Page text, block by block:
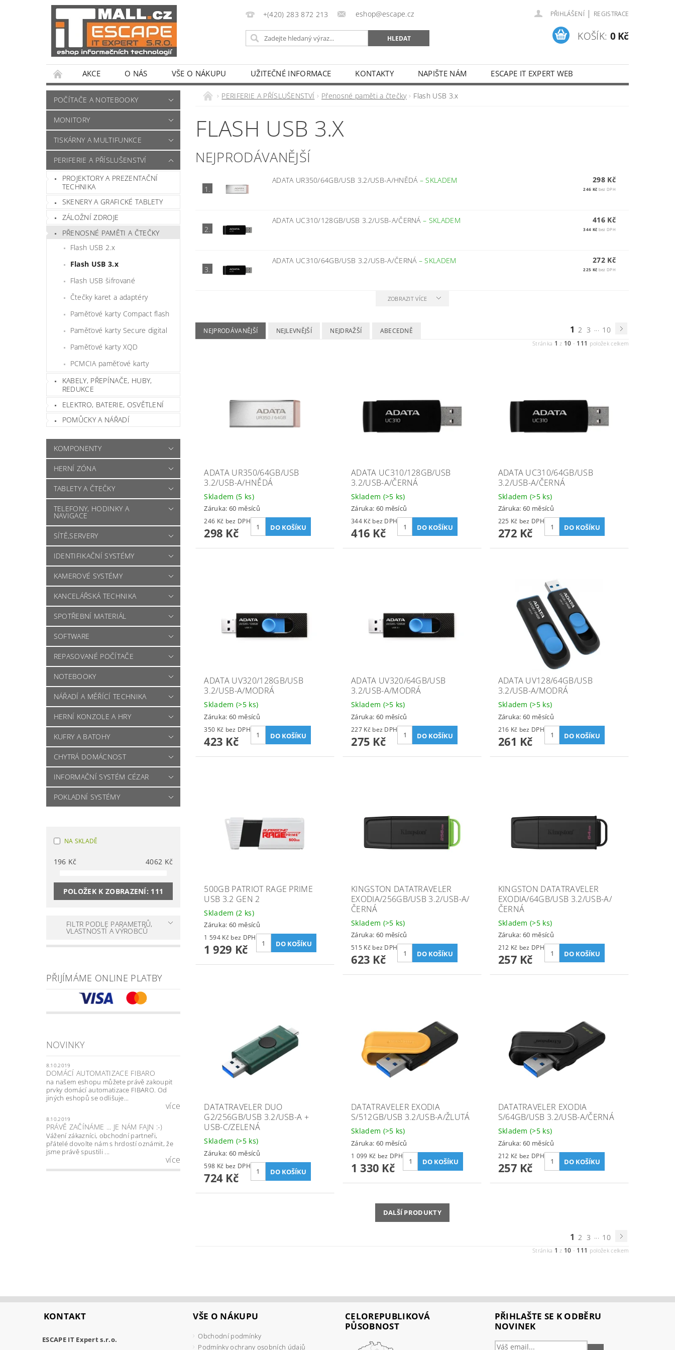
+(420) 283 872 213 eshop@escape.cz PŘIHLÁŠENÍ | REGISTRACE
KOŠÍK: 0 Kč
AKCE O NÁS VŠE O NÁKUPU UŽITEČNÉ INFORMACE KONTAKTY NAPIŠTE NÁM ESCAPE IT EXPERT WEB
POČÍTAČE A NOTEBOOKY
MONITORY
TISKÁRNY A MULTIFUNKCE
PERIFERIE A PŘÍSLUŠENSTVÍ
PROJEKTORY A PREZENTAČNÍ
TECHNIKA
SKENERY A GRAFICKÉ TABLETY
ZÁLOŽNÍ ZDROJE
PŘENOSNÉ PAMĚTI A ČTEČKY
Flash USB 2.x
Flash USB 3.x
Flash USB šifrované
Čtečky karet a adaptéry
Paměťové karty Compact flash
Paměťové karty Secure digital
Paměťové karty XQD
PCMCIA paměťové karty
KABELY, PŘEPÍNAČE, HUBY,
REDUKCE
ELEKTRO, BATERIE, OSVĚTLENÍ
POMŮCKY A NÁŘADÍ
KOMPONENTY
HERNÍ ZÓNA
TABLETY A ČTEČKY
TELEFONY, HODINKY A
NAVIGACE
SÍTĚ,SERVERY
IDENTIFIKAČNÍ SYSTÉMY
KAMEROVÉ SYSTÉMY
KANCELÁŘSKÁ TECHNIKA
SPOTŘEBNÍ MATERIÁL
SOFTWARE
REPASOVANÉ POČÍTAČE
NOTEBOOKY
NÁŘADÍ A MĚŘÍCÍ TECHNIKA
HERNÍ KONZOLE A HRY
KUFRY A BATOHY
CHYTRÁ DOMÁCNOST
INFORMAČNÍ SYSTÉM CÉZAR
POKLADNÍ SYSTÉMY
NA SKLADĚ
196 Kč 4062 Kč
POLOŽEK K ZOBRAZENÍ: 111
FILTR PODLE PARAMETRŮ,
VLASTNOSTÍ A VÝROBCŮ
PŘIJÍMÁME ONLINE PLATBY
NOVINKY
8.10.2019
DOMÁCÍ AUTOMATIZACE FIBARO
na našem eshopu můžete právě zakoupit
prvky domácí automatizace FIBARO. Od
jiných eshopů se odlišuje...
více
8.10.2019
PRÁVĚ ZAČÍNÁME ... JE NÁM FAJN :-)
Vážení zákazníci, obchodní partneři,
přátelé dovolte nám s hrdostí oznámit, že
jsme právě spustili ...
více
PERIFERIE A PŘÍSLUŠENSTVÍ Přenosné paměti a čtečky Flash USB 3.x
FLASH USB 3.X
NEJPRODÁVANĚJŠÍ
1.
ADATA UR350/64GB/USB 3.2/USB-A/HNĚDÁ –SKLADEM 298 Kč
246 Kč bez DPH
2.
ADATA UC310/128GB/USB 3.2/USB-A/ČERNÁ– SKLADEM 416 Kč
344 Kč bez DPH
3.
ADATA UC310/64GB/USB 3.2/USB-A/ČERNÁ –SKLADEM 272 Kč
225 Kč bez DPH
ZOBRAZIT VÍCE
NEJPRODÁVANĚJŠÍ NEJLEVNĚJŠÍ NEJDRAŽŠÍ ABECEDNĚ 1 2 3 ... 10
Stránka 1 z 10 - 111 položek celkem
ADATA UR350/64GB/USB
3.2/USB-A/HNĚDÁ
Skladem (5 ks)
Záruka: 60 měsíců
246 Kč bez DPH
298 Kč
ADATA UC310/128GB/USB
3.2/USB-A/ČERNÁ
Skladem (>5 ks)
Záruka: 60 měsíců
344 Kč bez DPH
416 Kč
ADATA UC310/64GB/USB
3.2/USB-A/ČERNÁ
Skladem(>5 ks)
Záruka: 60 měsíců
225 Kč bez DPH
272 Kč
ADATA UV320/128GB/USB
3.2/USB-A/MODRÁ
Skladem (>5 ks)
Záruka: 60 měsíců
350 Kč bez DPH
423 Kč
ADATA UV320/64GB/USB
3.2/USB-A/MODRÁ
Skladem (>5 ks)
Záruka: 60 měsíců
227 Kč bez DPH
275 Kč
ADATA UV128/64GB/USB
3.2/USB-A/MODRÁ
Skladem(>5 ks)
Záruka: 60 měsíců
216 Kč bez DPH
261 Kč
500GB PATRIOT RAGE PRIME
USB 3.2 GEN 2
Skladem (2 ks)
Záruka: 60 měsíců
1 594 Kč bez DPH
1 929 Kč
KINGSTON DATATRAVELER
EXODIA/256GB/USB 3.2/USB-A/
ČERNÁ
Skladem (>5 ks)
Záruka: 60 měsíců
515 Kč bez DPH
623 Kč
KINGSTON DATATRAVELER
EXODIA/64GB/USB 3.2/USB-A/
ČERNÁ
Skladem(>5 ks)
Záruka: 60 měsíců
212 Kč bez DPH
257 Kč
DATATRAVELER DUO
G2/256GB/USB 3.2/USB-A +
USB-C/ZELENÁ
Skladem (>5 ks)
Záruka: 60 měsíců
598 Kč bez DPH
724 Kč
DATATRAVELER EXODIA
S/512GB/USB 3.2/USB-A/ŽLUTÁ
Skladem (>5 ks)
Záruka: 60 měsíců
1 099 Kč bez DPH
1 330 Kč
DATATRAVELER EXODIA
S/64GB/USB 3.2/USB-A/ČERNÁ
Skladem(>5 ks)
Záruka: 60 měsíců
212 Kč bez DPH
257 Kč
DALŠÍ PRODUKTY
1 2 3 ... 10
Stránka 1 z 10 - 111 položek celkem
KONTAKT
ESCAPE IT Expert s.r.o.
VŠE O NÁKUPU
Obchodní podmínky
Podmínky ochrany osobních údajů
CELOREPUBLIKOVÁ
PŮSOBNOST
PŘIHLAŠTE SE K ODBĚRU
NOVINEK